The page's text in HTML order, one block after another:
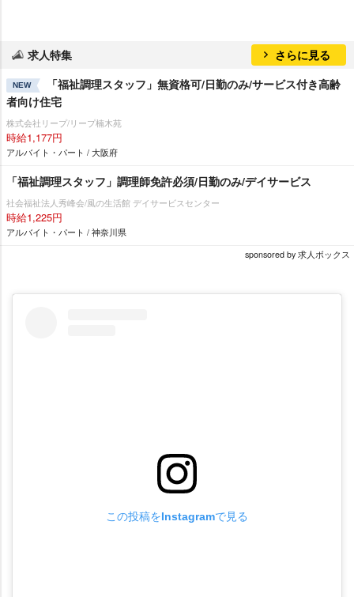
求人特集 さらに見る
NEW
「福祉調理スタッフ」無資格可/日勤のみ/サービス付き高齢
者向け住宅
株式会社リープ/リープ楠木苑
時給1,177円
アルバイト・パート / 大阪府
「福祉調理スタッフ」調理師免許必須/日勤のみ/デイサービス
社会福祉法人秀峰会/風の生活館 デイサービスセンター
時給1,225円
アルバイト・パート / 神奈川県
sponsored by 求人ボックス
この投稿をInstagramで見る